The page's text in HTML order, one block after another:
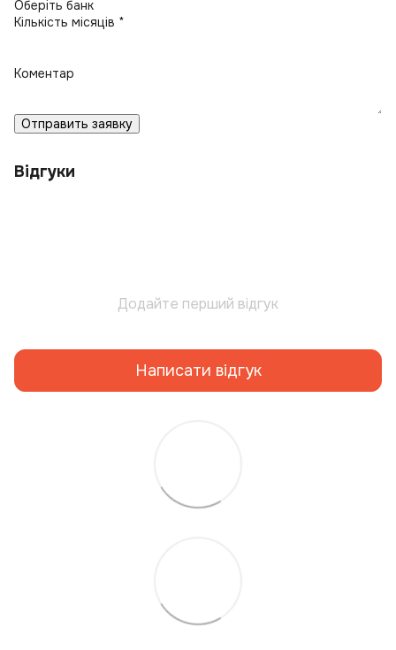
Кількість місяців *
Коментар
Отправить заявку
Відгуки
Додайте перший відгук
Написати відгук